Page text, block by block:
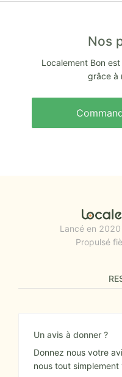
Nos
Localement Bon
grâce à
Lancé en
Propulsé
Un avis à donner ?
Donnez nous votre
nous tout simplement